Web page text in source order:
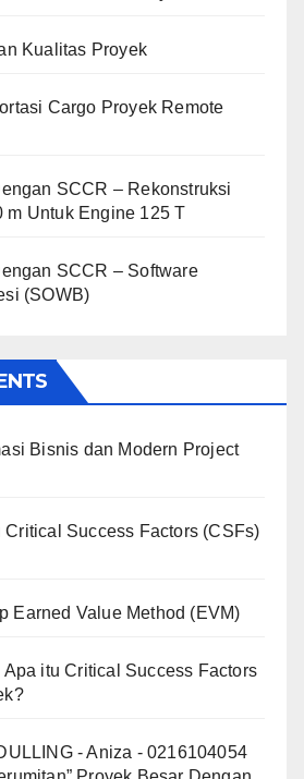
Kualitas Proyek
Cargo Proyek Remote
SCCR – Rekonstruksi
m Untuk Engine 125 T
SCCR – Software
(SOWB)
Bisnis dan Modern Project
Critical Success Factors (CSFs)
Earned Value Method (EVM)
Apa itu Critical Success Factors
- Aniza - 0216104054